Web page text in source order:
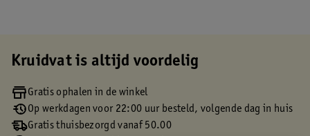
Kruidvat is altijd voordelig
Gratis ophalen in de winkel
Op werkdagen voor 22:00 uur besteld, volgende dag in huis
Gratis thuisbezorgd vanaf 50.00